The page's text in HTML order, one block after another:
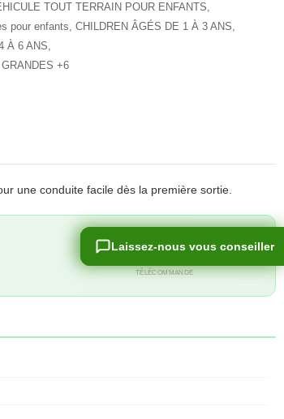
TOUT TERRAIN POUR ENFANTS,
pour enfants, CHILDREN ÂGÉS DE 1 À 3 ANS,
À 6 ANS,
+6
une conduite facile dès la première sortie.
2.4 GHz
TÉLÉCOMMANDE
Laissez-nous vous conseiller
Laissez-nous vous conseiller